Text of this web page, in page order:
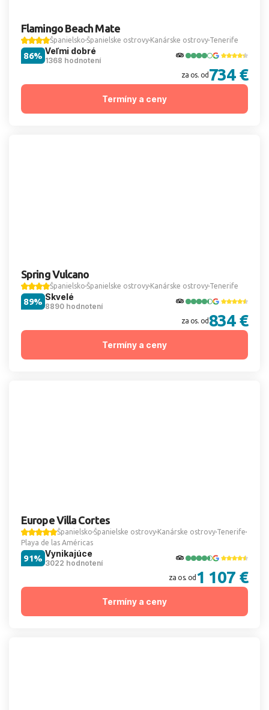
Flamingo Beach Mate
Španielsko Španielske ostrovy Kanárske ostrovy Tenerife
Veľmi dobré
1368 hodnotení
86%
za os. od 734 €
Termíny a ceny
Spring Vulcano
Španielsko Španielske ostrovy Kanárske ostrovy Tenerife
Skvelé
8890 hodnotení
89%
za os. od 834 €
Termíny a ceny
Europe Villa Cortes
Španielsko Španielske ostrovy Kanárske ostrovy Tenerife
Playa de las Américas
Vynikajúce
3022 hodnotení
91%
za os. od 1 107 €
Termíny a ceny